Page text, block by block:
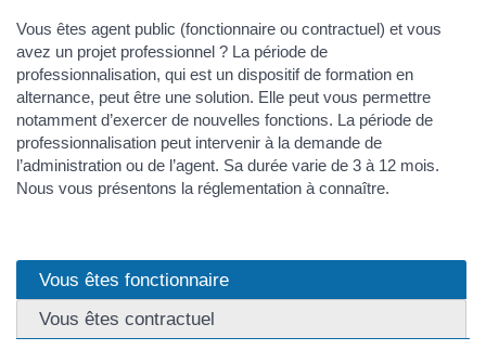
Vous êtes agent public (fonctionnaire ou contractuel) et vous
avez un projet professionnel ? La période de
professionnalisation, qui est un dispositif de formation en
alternance, peut être une solution. Elle peut vous permettre
notamment d’exercer de nouvelles fonctions. La période de
professionnalisation peut intervenir à la demande de
l’administration ou de l’agent. Sa durée varie de 3 à 12 mois.
Nous vous présentons la réglementation à connaître.
Vous êtes fonctionnaire
Vous êtes contractuel